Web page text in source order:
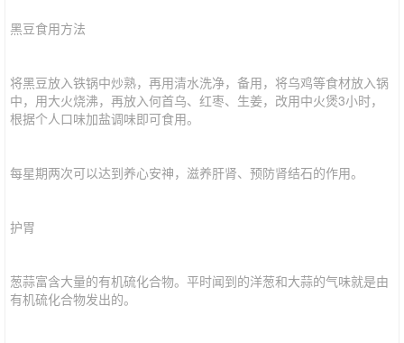
黑豆食用方法
将黑豆放入铁锅中炒熟，再用清水洗净，备用，将乌鸡等食材放入锅
中，用大火烧沸，再放入何首乌、红枣、生姜，改用中火煲3小时，
根据个人口味加盐调味即可食用。
每星期两次可以达到养心安神，滋养肝肾、预防肾结石的作用。
护胃
葱蒜富含大量的有机硫化合物。平时闻到的洋葱和大蒜的气味就是由
有机硫化合物发出的。